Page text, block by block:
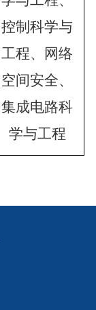
控制科学与
工程、网络
空间安全、
集成电路科
学与工程